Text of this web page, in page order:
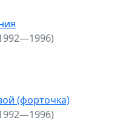
(форточка)